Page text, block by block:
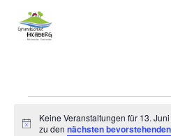
Hinweis
Keine Veranstaltungen für 13.
zu den nächsten